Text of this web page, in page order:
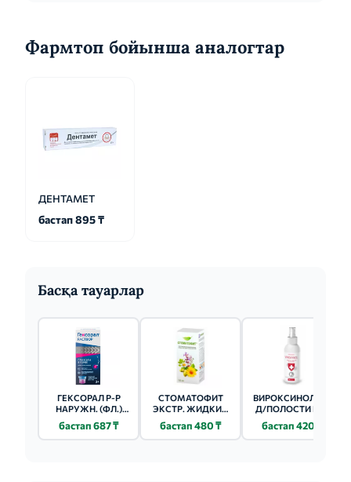
Фармтоп бойынша аналогтар
ДЕНТАМЕТ
бастап 895 ₸
Басқа тауарлар
ГЕКСОРАЛ Р-Р
НАРУЖН. (ФЛ.)
ШТ.
бастап 687 ₸
СТОМАТОФИТ
ЭКСТР. ЖИДКИЙ
бастап 480 ₸
ВИРОКСИНОЛ Р-Р
Д/ПОЛОСТИ РТА
бастап 420 ₸